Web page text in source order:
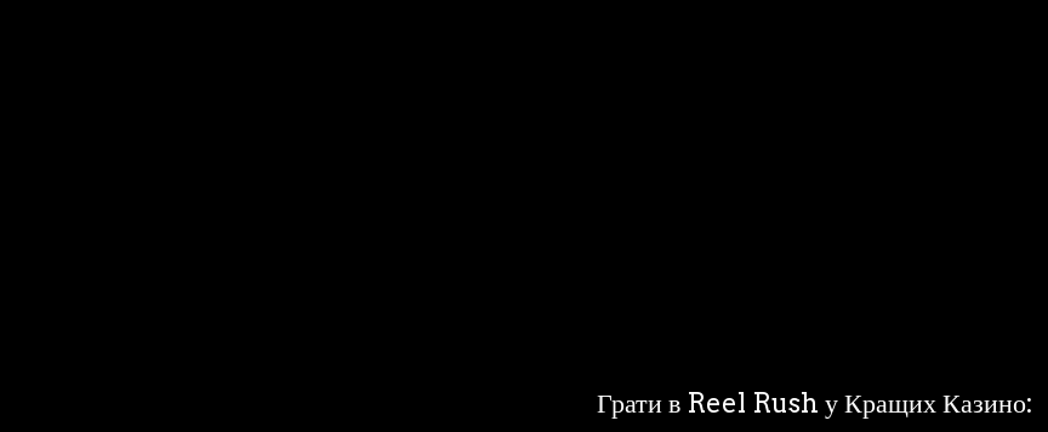
Грати в Reel Rush у Кращих Казино: